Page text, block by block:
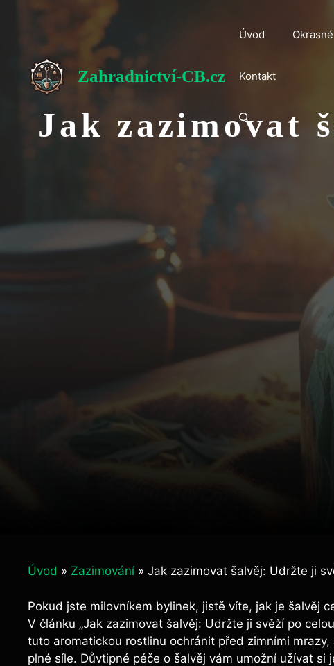
Přeskočit
Zahradnictví-CB.cz
Úvod
Kontakt
Jak zazimovat
Úvod » Zazimování » Jak zazimovat šalvěj: Udržte ji
Pokud jste milovníkem bylinek, jistě víte, jak je šalvěj
V článku „Jak zazimovat šalvěj: Udržte ji svěží po
tuto aromatickou rostlinu ochránit před zimními
plné síle. Důvtipné péče o šalvěj vám umožní užívat